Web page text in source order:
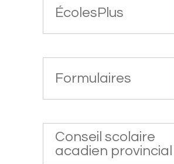
ÉcolesPlus
Formulaires
Conseil scolaire
acadien provincial